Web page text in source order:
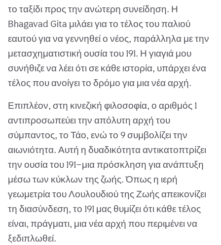
το ταξίδι προς την ανώτερη συνείδηση. Η
Bhagavad Gita μιλάει για το τέλος του παλιού
εαυτού για να γεννηθεί ο νέος, παράλληλα με την
μετασχηματιστική ουσία του 191. Η γιαγιά μου
συνήθιζε να λέει ότι σε κάθε ιστορία, υπάρχει ένα
τέλος που ανοίγει το δρόμο για μια νέα αρχή.
Επιπλέον, στη κινεζική φιλοσοφία, ο αριθμός 1
αντιπροσωπεύει την απόλυτη αρχή του
σύμπαντος, το Τάο, ενώ το 9 συμβολίζει την
αιωνιότητα. Αυτή η δυαδικότητα αντικατοπτρίζει
την ουσία του 191—μια πρόσκληση για ανάπτυξη
μέσω των κύκλων της ζωής. Όπως η ιερή
γεωμετρία του Λουλουδιού της Ζωής απεικονίζει
τη διασύνδεση, το 191 μας θυμίζει ότι κάθε τέλος
είναι, πράγματι, μια νέα αρχή που περιμένει να
ξεδιπλωθεί.